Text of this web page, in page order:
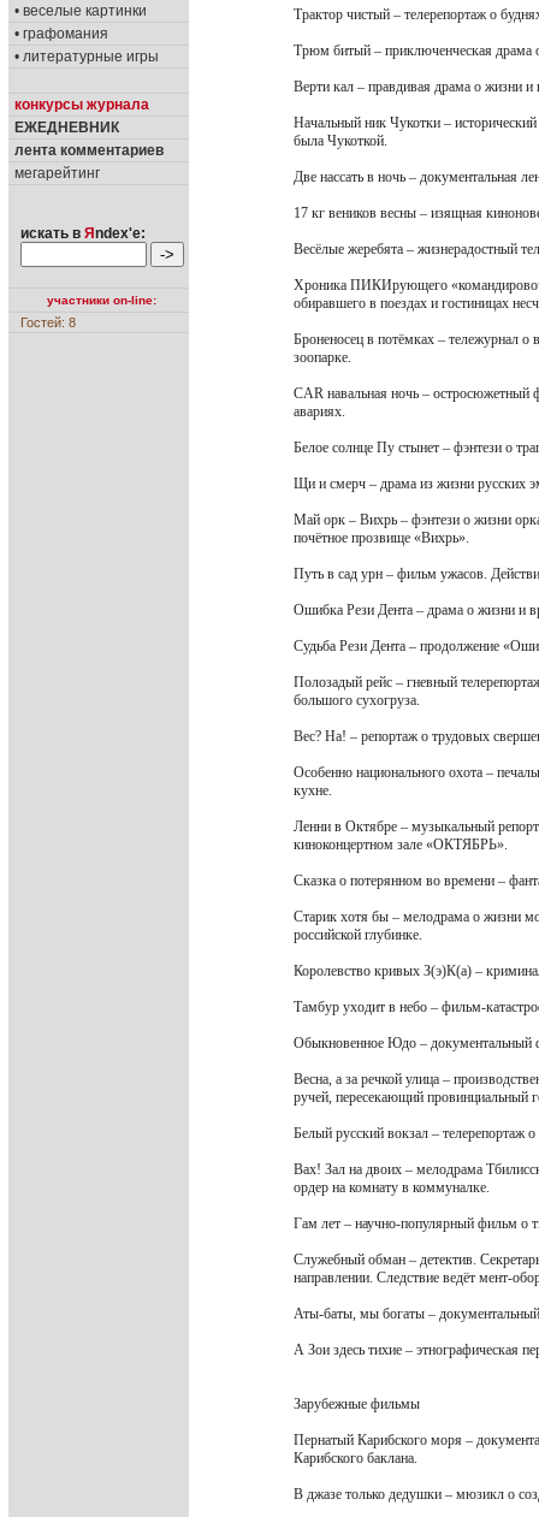
• веселые картинки
• графомания
• литературные игры
конкурсы журнала
ЕЖЕДНЕВНИК
лента комментариев
мегарейтинг
искать в Я ndex'е:
участники on-line:
Гостей: 8
Трактор чистый – телерепортаж о
Трюм битый – приключенческая драма
Верти кал – правдивая драма о жизни и
Начальный ник Чукотки –
была Чукоткой.
Две нассать в ночь – документальная
17 кг веников весны – изящная
Весёлые жеребята – жизнерадостный
Хроника ПИКИрующего
обиравшего в поездах и гостиницах
Броненосец в потёмках – тележурнал о
зоопарке.
CAR навальная ночь – остросюжетный
авариях.
Белое солнце Пу стынет – фэнтези о
Щи и смерч – драма из жизни русских
Май орк – Вихрь – фэнтези о жизни
почётное прозвище «Вихрь».
Путь в сад урн – фильм ужасов.
Ошибка Рези Дента – драма о жизни и
Судьба Рези Дента – продолжение
Полозадый рейс – гневный
большого сухогруза.
Вес? На! – репортаж о трудовых
Особенно национального охота –
кухне.
Ленни в Октябре – музыкальный
киноконцертном зале «ОКТЯБРЬ».
Сказка о потерянном во времени –
Старик хотя бы – мелодрама о жизни
российской глубинке.
Королевство кривых З(э)К(а) –
Тамбур уходит в небо – фильм-
Обыкновенное Юдо – документальный
Весна, а за речкой улица –
ручей, пересекающий провинциальный
Белый русский вокзал – телерепортаж
Вах! Зал на двоих – мелодрама
ордер на комнату в коммуналке.
Гам лет – научно-популярный фильм о
Служебный обман – детектив.
направлении. Следствие ведёт мент-
Аты-баты, мы богаты –
А Зои здесь тихие – этнографическая
Зарубежные фильмы
Пернатый Карибского моря –
Карибского баклана.
В джазе только дедушки – мюзикл о